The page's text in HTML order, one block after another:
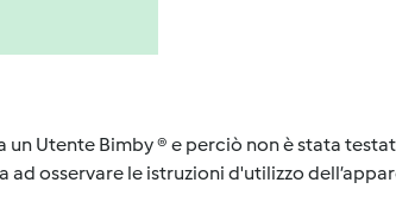
Utente Bimby ® e perciò non è stata
ad osservare le istruzioni d'utilizzo